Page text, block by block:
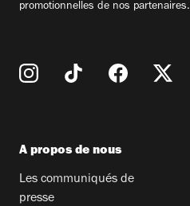
promotionnelles de nos partenaires.
A propos de nous
Les communiqués de
presse